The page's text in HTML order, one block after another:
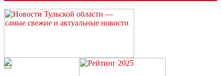
Читайте последние новости дня в Тульской области на сайте
“ЗаНовомосковск”